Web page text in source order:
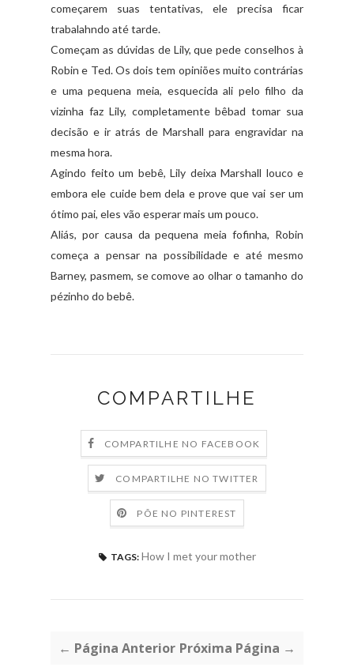
começarem suas tentativas, ele precisa ficar
trabalahndo até tarde.
Começam as dúvidas de Lily, que pede conselhos à
Robin e Ted. Os dois tem opiniões muito contrárias
e uma pequena meia, esquecida ali pelo filho da
vizinha faz Lily, completamente bêbad tomar sua
decisão e ir atrás de Marshall para engravidar na
mesma hora.
Agindo feito um bebê, Lily deixa Marshall louco e
embora ele cuide bem dela e prove que vai ser um
ótimo pai, eles vão esperar mais um pouco.
Aliás, por causa da pequena meia fofinha, Robin
começa a pensar na possibilidade e até mesmo
Barney, pasmem, se comove ao olhar o tamanho do
pézinho do bebê.
COMPARTILHE
COMPARTILHE NO FACEBOOK
COMPARTILHE NO TWITTER
PÕE NO PINTEREST
TAGS: How I met your mother
← Página Anterior Próxima Página →